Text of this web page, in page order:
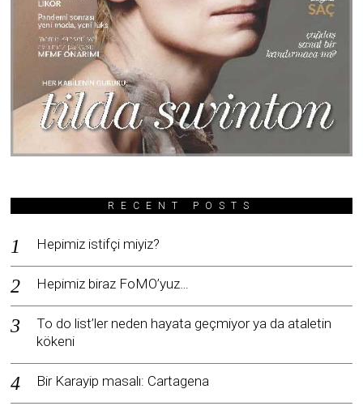
RECENT POSTS
Hepimiz istifçi miyiz?
Hepimiz biraz FoMO’yuz…
To do list’ler neden hayata geçmiyor ya da ataletin
kökeni
Bir Karayip masalı: Cartagena